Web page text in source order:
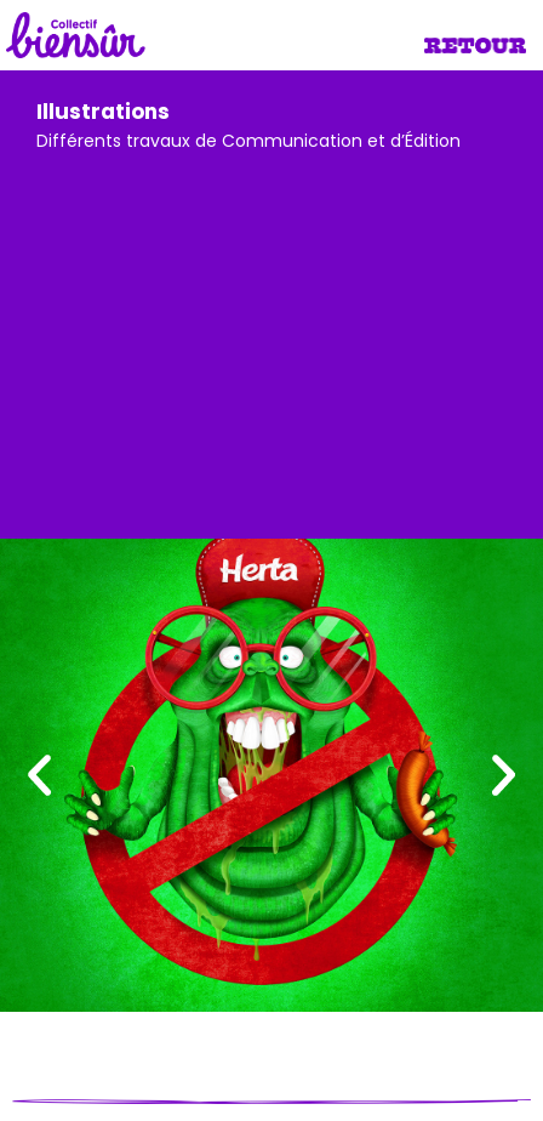
Illustrations
Différents travaux de Communication et d’Édition